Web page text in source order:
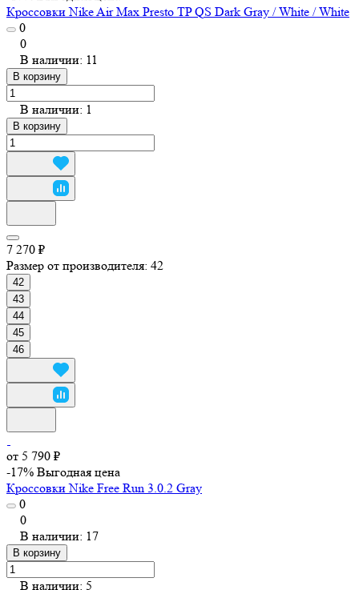
Кроссовки Nike Air Max Presto TP QS Dark Gray / White / White
0
0
В наличии: 11
В корзину
В наличии: 1
В корзину
7 270 ₽
Размер от производителя: 42
42
43
44
45
46
от 5 790 ₽
-17% Выгодная цена
Кроссовки Nike Free Run 3.0.2 Gray
0
0
В наличии: 17
В корзину
В наличии: 5